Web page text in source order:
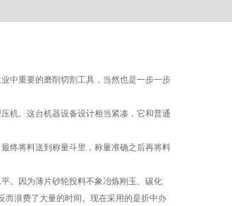
中重要的磨削切割工具，当然也是一步一步
机。这台机器设备设计相当紧凑，它和普通
终将料送到称量斗里，称量准确之后再将料
。因为薄片砂轮投料不象冶炼刚玉、碳化
而浪费了大量的时间。现在采用的是折中办